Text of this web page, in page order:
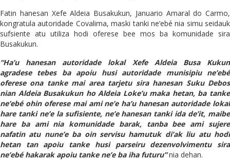
Fatin hanesan Xefe Aldeia Busakukun, Januario Amaral do Carmo,
kongratula autoridade Covalima, maski tanki ne’ebé nia simu seidauk
sufsiente atu utiliza hodi oferese bee mos ba komunidade sira
Busakukun.
“Ha’u hanesan autoridade lokal Xefe Aldeia Busa Kukun
agradese tebes ba apoiu husi autoridade munisipiu ne’ebé
oferese ona tanke mai area tarjetu sira hanesan Suku Debos
nian Aldeia Busakukun ho Aldeia Loke’u maka hetan, ba tanke
ne’ebé ohin oferese mai ami ne’e ha’u hanesan autoridade lokal
hare tanki ne’e la sufisiente, ne’e hanesan tanki ida de’it, maibe
hare ba ami nia komunidade barak, tanba bee ami sujere
nafatin atu nune’e ba oin servisu hamutuk di’ak liu atu hodi
hetan tan apoiu tanke husi parseiru dezenvolvimentu sira
ne’ebé hakarak apoiu tanke ne’e ba iha futuru”nia dehan.